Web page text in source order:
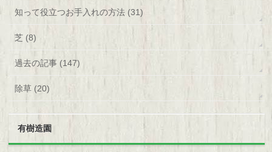
知って役立つお手入れの方法 (31)
芝 (8)
過去の記事 (147)
除草 (20)
有樹造園